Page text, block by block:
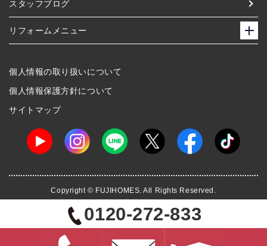
0120-272-833
スタッフブログ
リフォームメニュー
個人情報の取り扱いについて
個人情報保護方針について
サイトマップ
Copyright © FUJIHOMES. All Rights Reserved.